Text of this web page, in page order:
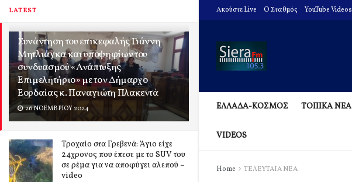
LATEST
Συνάντηση του επικεφαλής Γιάννη
Μητλιάγκα και υποψηφίων του
συνδυασμού «Ανάπτυξης
Επιμελητήριο» με τον Δήμαρχο
Εορδαίας κ. Παναγιώτη Πλακεντά
26 ΝΟΕΜΒΡΊΟΥ 2024
Τροχαίο στα Γρεβενά: Άγιο είχε
24χρονος που έπεσε με το SUV του
σε ρέμα για να αποφύγει αλεπού –
video
Ακούστε Live O Σταθμός YouTube Videos
ΕΛΛΑΔΑ-ΚΟΣΜΟΣ ΤΟΠΙΚΑ ΝΕΑ
VIDEOS
Home ΤΕΛΕΥΤΑΙΑ ΝΕΑ